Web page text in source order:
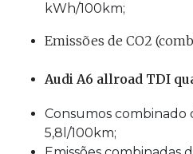
kWh/100km;
Emissões de CO2
Audi A6 allroad TDI
Consumos combinado
5,8l/100km;